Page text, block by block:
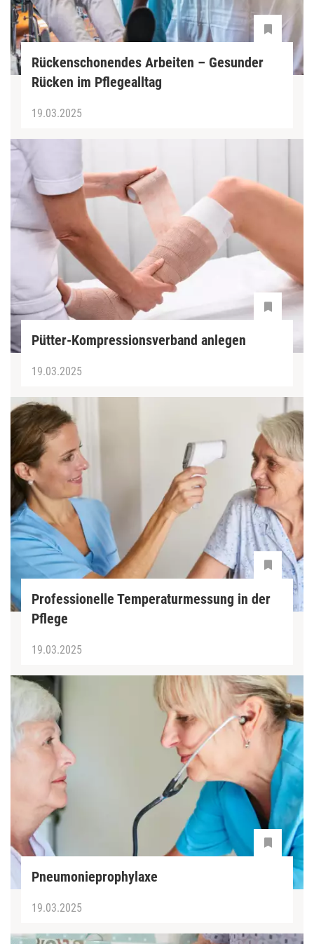
Rückenschonendes Arbeiten – Gesunder
Rücken im Pflegealltag
19.03.2025
Pütter-Kompressionsverband anlegen
19.03.2025
Professionelle Temperaturmessung in der
Pflege
19.03.2025
Pneumonieprophylaxe
19.03.2025